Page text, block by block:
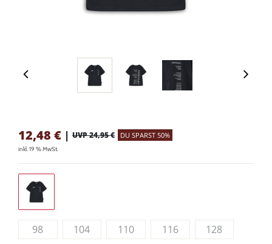
12,48 € | UVP 24,95 € DU SPARST 50%
inkl. 19 % MwSt.
98 104 110 116
128